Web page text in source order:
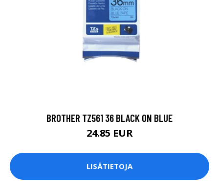
BROTHER TZ561 36 BLACK ON BLUE
24.85 EUR
LISÄTIETOJA